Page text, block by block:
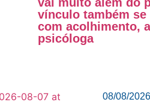
vínculo também
com acolhimento,
psicóloga
08/08/2026